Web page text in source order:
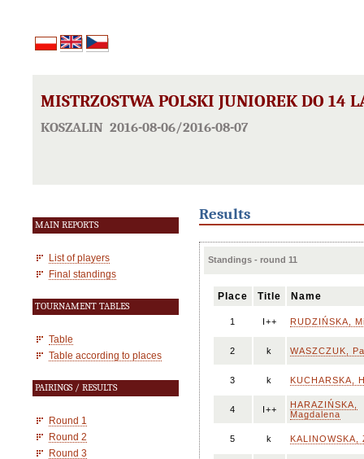
MISTRZOSTWA POLSKI JUNIOREK DO 14
KOSZALIN 2016-08-06/2016-08-07
MAIN REPORTS
List of players
Final standings
TOURNAMENT TABLES
Table
Table according to places
PAIRINGS / RESULTS
Round 1
Round 2
Round 3
Results
Standings - round 11
Place Title Name
1 I++ RUDZIŃSKA,
2 k WASZCZUK,
3 k KUCHARSKA,
4 I++
HARAZIŃSKA,
Magdalena
5 k KALINOWSKA,